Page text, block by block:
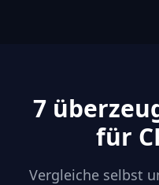
7
für
Vergleiche selbst